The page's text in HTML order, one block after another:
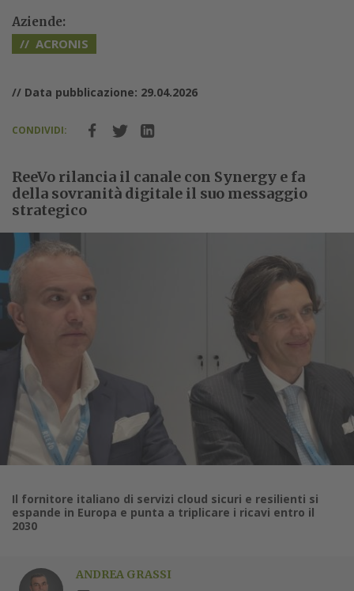
Aziende:
ACRONIS
// Data pubblicazione: 29.04.2026
CONDIVIDI:
ReeVo rilancia il canale con Synergy e fa
della sovranità digitale il suo messaggio
strategico
Il fornitore italiano di servizi cloud sicuri e resilienti si
espande in Europa e punta a triplicare i ricavi entro il
2030
ANDREA GRASSI